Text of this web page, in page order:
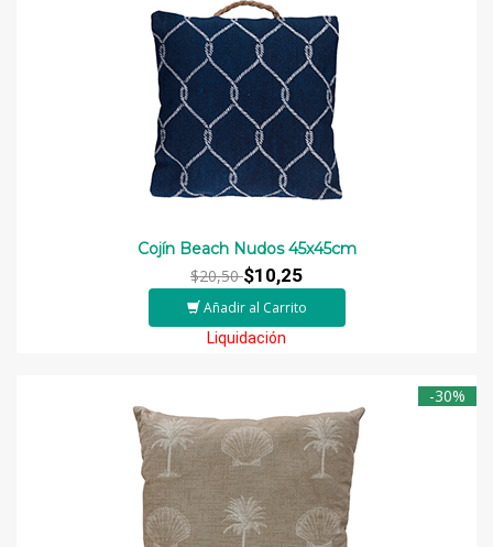
Cojín Beach Nudos 45x45cm
$20,50$10,25
Añadir al Carrito
Liquidación
-30%